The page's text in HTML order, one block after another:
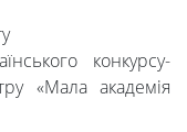
конкурсу-
«Мала академія